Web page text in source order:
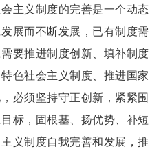
主义制度的完善是一个动态
展而不断发展，已有制度需
要推进制度创新、填补制度
色社会主义制度、推进国家
必须坚持守正创新，紧紧围
标，固根基、扬优势、补短
义制度自我完善和发展，推